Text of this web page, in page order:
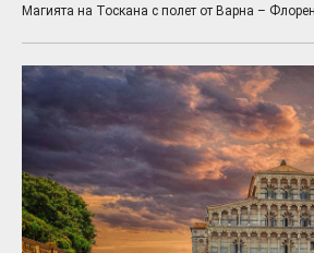
Магията на Тоскана с полет от Варна –